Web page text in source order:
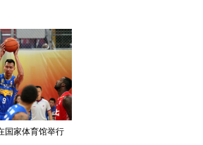
国家体育馆举行